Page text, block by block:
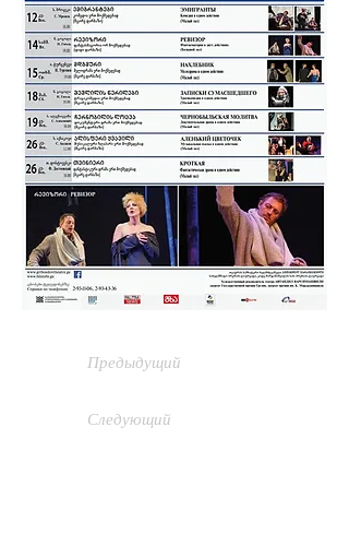
Предыдущий
Следующий